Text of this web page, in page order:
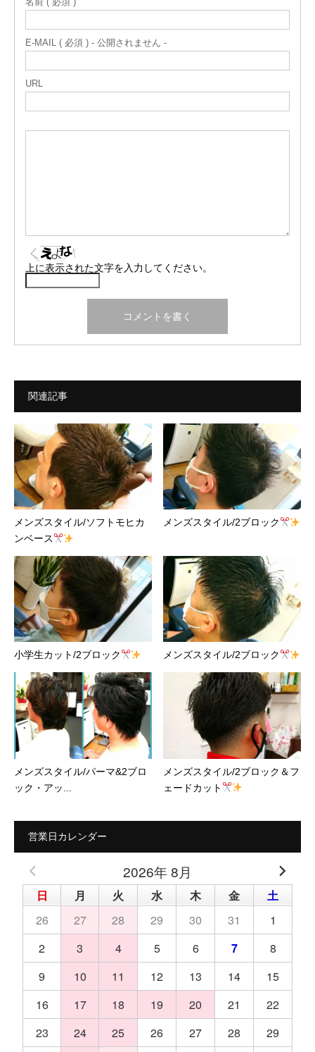
E-MAIL ( 必須 ) - 公開されません -
URL
上に表示された文字を入力してください。
関連記事
メンズスタイル/ソフトモヒカ
ンベース
メンズスタイル/2ブロック
小学生カット/2ブロック メンズスタイル/2ブロック
メンズスタイル/パーマ&2ブロ
ック・アッ...
メンズスタイル/2ブロック＆フ
ェードカット
営業日カレンダー
2026年 8月
日 月 火 水 木 金
土
26
27 28 29 30 31
1
2
3 4 5 6 7
8
9
10 11 12 13 14
15
16
17 18 19 20 21
22
23
24 25 26 27 28
29